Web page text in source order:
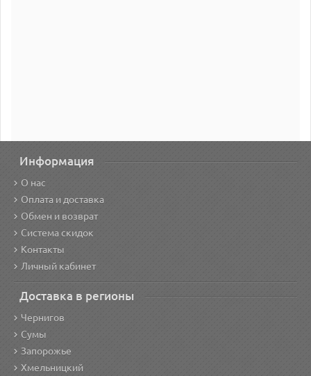
Информация
О нас
Оплата и доставка
Обмен и возврат
Система скидок
Контакты
Личный кабинет
Доставка в регионы
Чернигов
Сумы
Запорожье
Хмельницкий